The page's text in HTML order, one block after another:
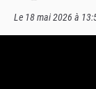
Le 18 mai 2026 à